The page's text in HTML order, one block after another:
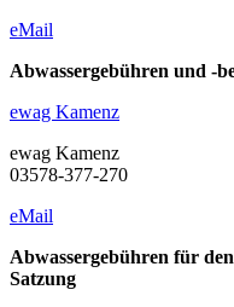
eMail
Abwassergebühren und -
ewag Kamenz
ewag Kamenz
03578-377-270
eMail
Abwassergebühren für
Satzung